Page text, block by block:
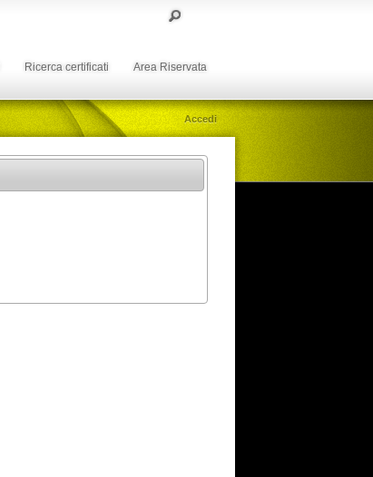
Ricerca certificati Area Riservata
Accedi